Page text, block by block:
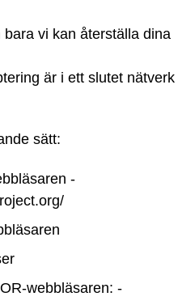
vi kan återställa dina
är i ett slutet nätverk
sätt:
-
webbläsaren: -